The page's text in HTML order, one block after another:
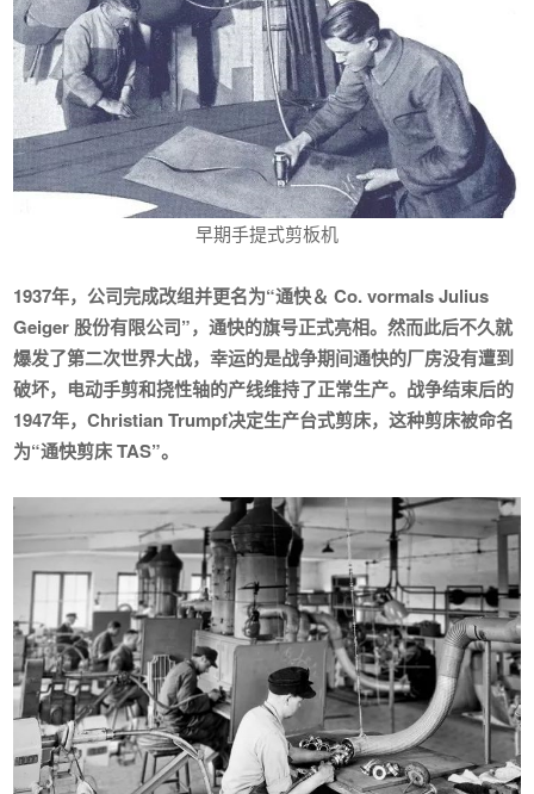
早期手提式剪板机
1937年，公司完成改组并更名为“通快＆ Co. vormals Julius
Geiger 股份有限公司”，通快的旗号正式亮相。然而此后不久就
爆发了第二次世界大战，幸运的是战争期间通快的厂房没有遭到
破坏，电动手剪和挠性轴的产线维持了正常生产。战争结束后的
1947年，Christian Trumpf决定生产台式剪床，这种剪床被命名
为“通快剪床 TAS”。